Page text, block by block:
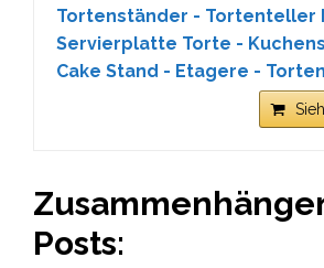
Tortenständer - Tortenteller
Servierplatte Torte -
Cake Stand - Etagere -
Posts: